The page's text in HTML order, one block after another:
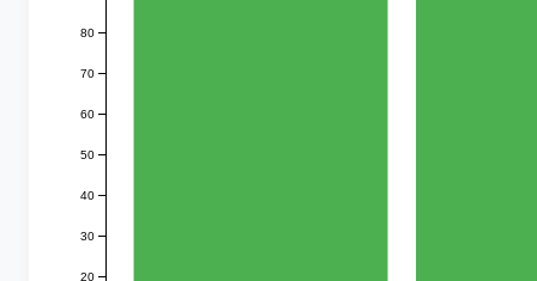
20
30
40
50
60
70
80